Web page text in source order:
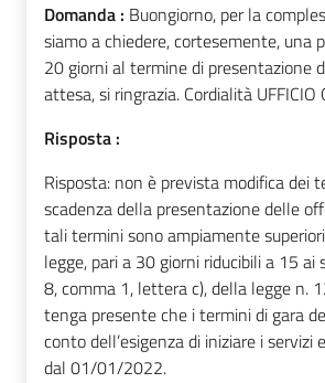
Domanda : Buongiorno, per la
siamo a chiedere, cortesemente, una
20 giorni al termine di presentazione
attesa, si ringrazia. Cordialità UFFICIO
Risposta :
Risposta: non è prevista modifica dei
scadenza della presentazione delle
tali termini sono ampiamente
legge, pari a 30 giorni riducibili a 15 ai
8, comma 1, lettera c), della legge n.
tenga presente che i termini di gara
conto dell’esigenza di iniziare i servizi
dal 01/01/2022.